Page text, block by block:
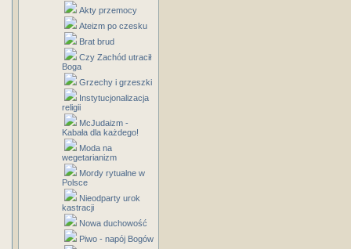
Akty przemocy
Ateizm po czesku
Brat brud
Czy Zachód utracił
Boga
Grzechy i grzeszki
Instytucjonalizacja
religii
McJudaizm -
Kabała dla każdego!
Moda na
wegetarianizm
Mordy rytualne w
Polsce
Nieodparty urok
kastracji
Nowa duchowość
Piwo - napój Bogów